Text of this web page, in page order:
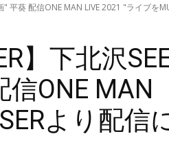
" 平葵 配信ONE MAN LIVE 2021 "ライブを
】下北沢
信ONE MAN
より配信